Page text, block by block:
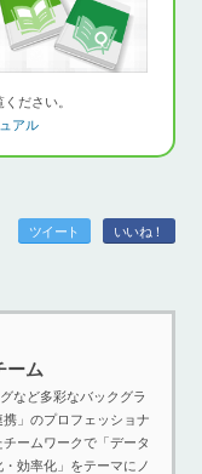
ださい。
アル
ツイート いいね！
ーム
など多彩なバックグラ
」のプロフェッショナ
ームワークで「データ
効率化」をテーマにノ